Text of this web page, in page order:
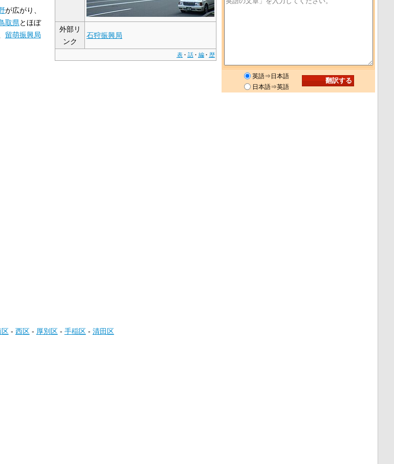
外部リ
ンク
石狩振興局
表 話 編 歴
が広がり、
取県とほぼ
留萌振興局
区- 西区- 厚別区- 手稲区- 清田区
英語⇒日本語
日本語⇒英語